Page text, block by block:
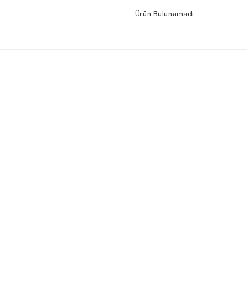
Ürün Bulunamadı.